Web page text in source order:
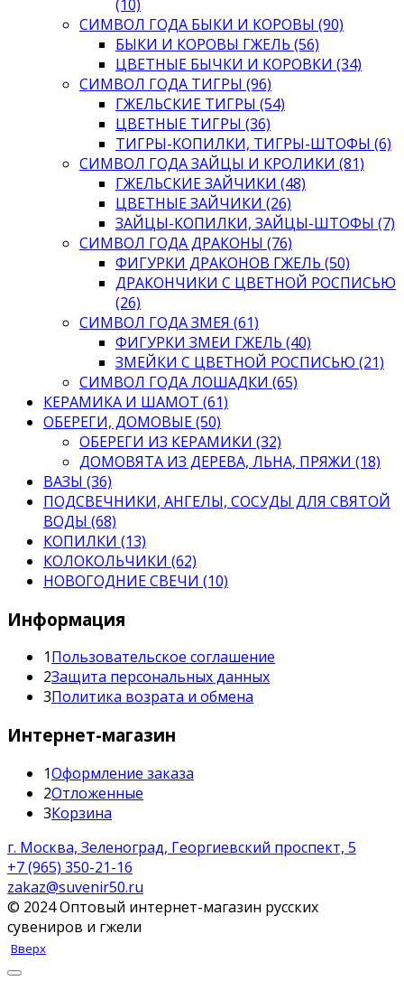
(10)
СИМВОЛ ГОДА БЫКИ И КОРОВЫ (90)
БЫКИ И КОРОВЫ ГЖЕЛЬ (56)
ЦВЕТНЫЕ БЫЧКИ И КОРОВКИ (34)
СИМВОЛ ГОДА ТИГРЫ (96)
ГЖЕЛЬСКИЕ ТИГРЫ (54)
ЦВЕТНЫЕ ТИГРЫ (36)
ТИГРЫ-КОПИЛКИ, ТИГРЫ-ШТОФЫ (6)
СИМВОЛ ГОДА ЗАЙЦЫ И КРОЛИКИ (81)
ГЖЕЛЬСКИЕ ЗАЙЧИКИ (48)
ЦВЕТНЫЕ ЗАЙЧИКИ (26)
ЗАЙЦЫ-КОПИЛКИ, ЗАЙЦЫ-ШТОФЫ (7)
СИМВОЛ ГОДА ДРАКОНЫ (76)
ФИГУРКИ ДРАКОНОВ ГЖЕЛЬ (50)
ДРАКОНЧИКИ С ЦВЕТНОЙ РОСПИСЬЮ
(26)
СИМВОЛ ГОДА ЗМЕЯ (61)
ФИГУРКИ ЗМЕИ ГЖЕЛЬ (40)
ЗМЕЙКИ С ЦВЕТНОЙ РОСПИСЬЮ (21)
СИМВОЛ ГОДА ЛОШАДКИ (65)
КЕРАМИКА И ШАМОТ (61)
ОБЕРЕГИ, ДОМОВЫЕ (50)
ОБЕРЕГИ ИЗ КЕРАМИКИ (32)
ДОМОВЯТА ИЗ ДЕРЕВА, ЛЬНА, ПРЯЖИ (18)
ВАЗЫ (36)
ПОДСВЕЧНИКИ, АНГЕЛЫ, СОСУДЫ ДЛЯ СВЯТОЙ
ВОДЫ (68)
КОПИЛКИ (13)
КОЛОКОЛЬЧИКИ (62)
НОВОГОДНИЕ СВЕЧИ (10)
Информация
1Пользовательское соглашение
2Защита персональных данных
3Политика возрата и обмена
Интернет-магазин
1Оформление заказа
2Отложенные
3Корзина
г. Москва, Зеленоград, Георгиевский проспект, 5
+7 (965) 350-21-16
zakaz@suvenir50.ru
© 2024 Оптовый интернет-магазин русских
сувениров и гжели
Вверх